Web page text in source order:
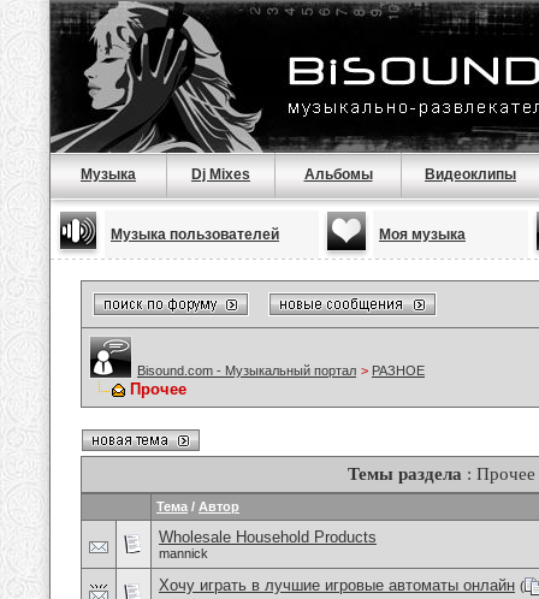
Музыка Dj Mixes Альбомы Видеоклипы
Музыка пользователей Моя музыка
Bisound.com - Музыкальный портал > РАЗНОЕ
Прочее
Темы раздела : Прочее
Тема / Автор
Wholesale Household Products
mannick
Хочу играть в лучшие игровые автоматы онлайн (